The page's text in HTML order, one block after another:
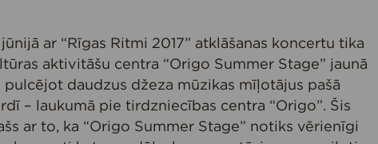
jūnijā ar “Rīgas Ritmi 2017” atklāšanas koncertu tika
aktivitāšu centra “Origo Summer Stage” jaunā
pulcējot daudzus džeza mūzikas mīļotājus pašā
– laukumā pie tirdzniecības centra “Origo”. Šis
ar to, ka “Origo Summer Stage” notiks vērienīgi